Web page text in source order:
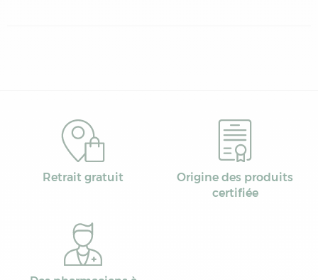
Retrait gratuit
Origine des produits
certifiée